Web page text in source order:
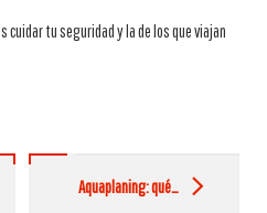
cuidar tu seguridad y la de los que viajan
Aquaplaning: qué es y cómo evitarlo